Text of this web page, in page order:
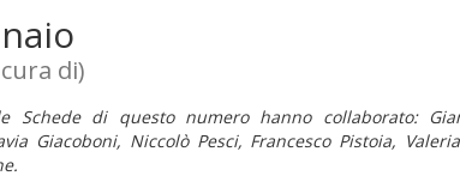
di)
Schede di questo numero hanno collaborato:
Giacoboni, Niccolò Pesci, Francesco Pistoia,